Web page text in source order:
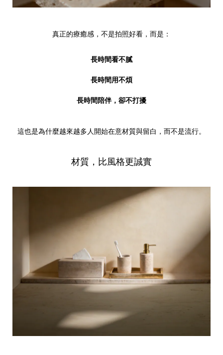
真正的療癒感，不是拍照好看，而是：
長時間看不膩
長時間用不煩
長時間陪伴，卻不打擾
這也是為什麼越來越多人開始在意材質與留白，而不是流行。
材質，比風格更誠實